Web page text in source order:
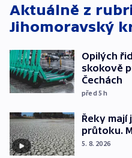
Aktuálně z
Jihomoravský
Opilých
skokově
Čechách
před 5h
Řeky mají
průtoku.
5. 8. 2026